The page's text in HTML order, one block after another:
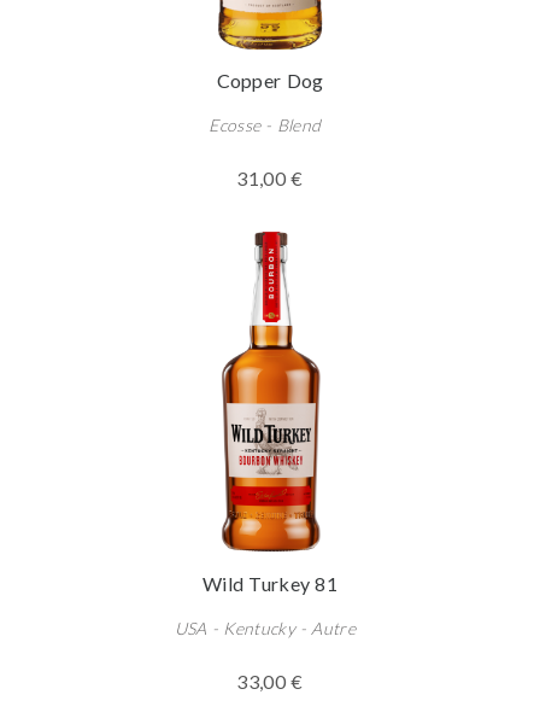
Copper Dog
Ecosse - Blend
31,00 €
Wild Turkey 81
USA - Kentucky - Autre
33,00 €